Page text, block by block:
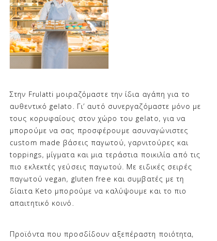
Στην Frulatti μοιραζόμαστε την ίδια αγάπη για το
αυθεντικό gelato. Γι’ αυτό συνεργαζόμαστε μόνο με
τους κορυφαίους στον χώρο του gelato, για να
μπορούμε να σας προσφέρουμε ασυναγώνιστες
custom made βάσεις παγωτού, γαρνιτούρες και
toppings, μίγματα και μια τεράστια ποικιλία από τις
πιο εκλεκτές γεύσεις παγωτού. Με ειδικές σειρές
παγωτού vegan, gluten free και συμβατές με τη
δίαιτα Keto μπορούμε να καλύψουμε και το πιο
απαιτητικό κοινό.
Προϊόντα που προσδίδουν αξεπέραστη ποιότητα,